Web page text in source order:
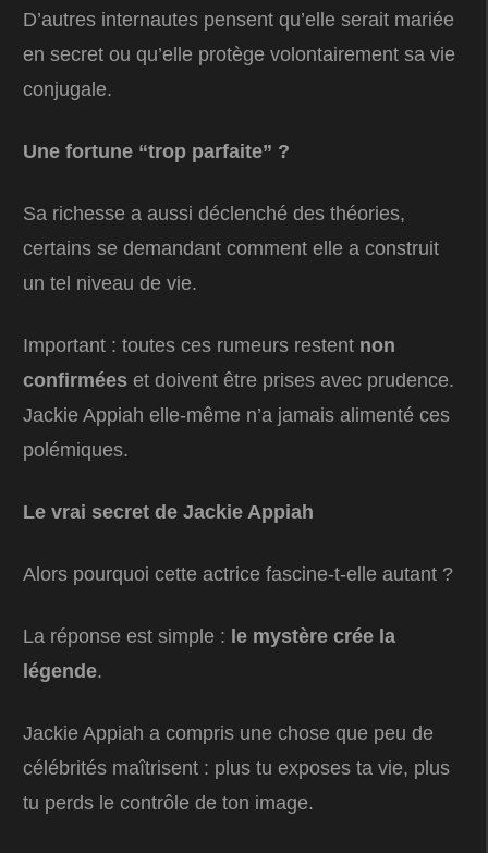
D’autres internautes pensent qu’elle serait mariée
en secret ou qu’elle protège volontairement sa vie
conjugale.
Une fortune “trop parfaite” ?
Sa richesse a aussi déclenché des théories,
certains se demandant comment elle a construit
un tel niveau de vie.
Important : toutes ces rumeurs restent non
confirmées et doivent être prises avec prudence.
Jackie Appiah elle-même n’a jamais alimenté ces
polémiques.
Le vrai secret de Jackie Appiah
Alors pourquoi cette actrice fascine-t-elle autant ?
La réponse est simple : le mystère crée la
légende.
Jackie Appiah a compris une chose que peu de
célébrités maîtrisent : plus tu exposes ta vie, plus
tu perds le contrôle de ton image.